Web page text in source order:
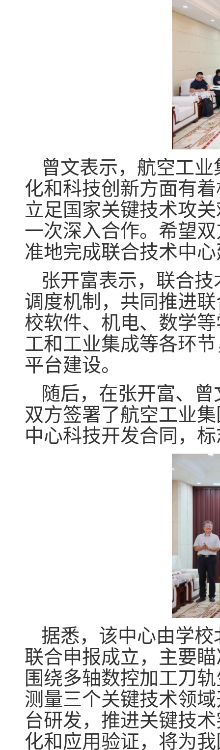
曾文表示，航空工
化和科技创新方面有
立足国家关键技术攻
一次深入合作。希望
准地完成联合技术中
张开富表示，联合
调度机制，共同推进
校软件、机电、数学
工和工业集成等各环
平台建设。
随后，在张开富、
双方签署了航空工业
中心科技开发合同，
据悉，该中心由学
联合申报成立，主要
围绕多轴数控加工刀
测量三个关键技术领
台研发，推进关键技
化和应用验证，将为